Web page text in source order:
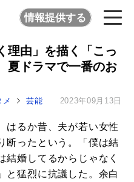
情報提供する
理由」を描く「こっ
ドラマで一番のお
メ 芸能 2023年09月13日
るか昔、夫が若い女性
断ったという。「僕は結
結婚してるからじゃなく
と猛烈に抗議した。余白